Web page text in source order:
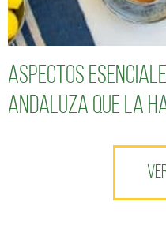
Aspectos
andaluza que la